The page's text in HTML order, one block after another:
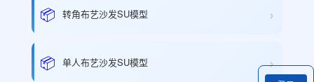
📦 转角布艺沙发SU模型 ›
📦 单人布艺沙发SU模型 ›